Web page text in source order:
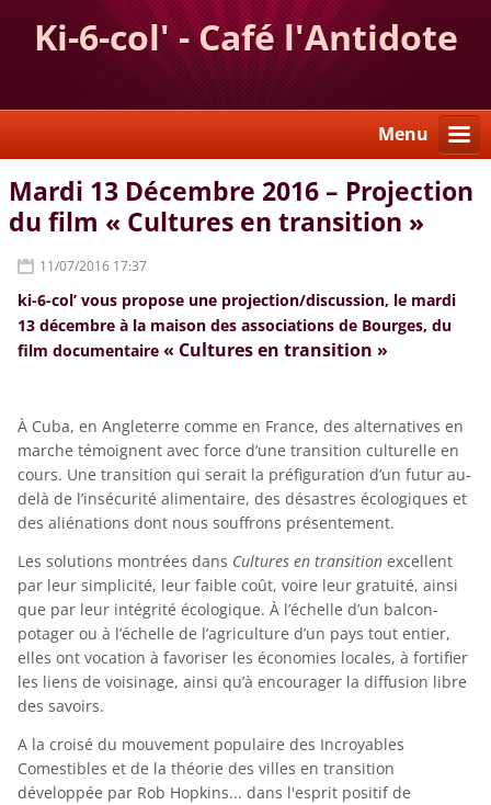
Ki-6-col' - Café l'Antidote
Menu
Mardi 13 Décembre 2016 – Projection
du film « Cultures en transition »
11/07/2016 17:37
ki-6-col’ vous propose une projection/discussion, le mardi
13 décembre à la maison des associations de Bourges, du
film documentaire« Cultures en transition »
À Cuba, en Angleterre comme en France, des alternatives en
marche témoignent avec force d’une transition culturelle en
cours. Une transition qui serait la préfiguration d’un futur au-
delà de l’insécurité alimentaire, des désastres écologiques et
des aliénations dont nous souffrons présentement.
Les solutions montrées dans Cultures en transition excellent
par leur simplicité, leur faible coût, voire leur gratuité, ainsi
que par leur intégrité écologique. À l’échelle d’un balcon-
potager ou à l’échelle de l’agriculture d’un pays tout entier,
elles ont vocation à favoriser les économies locales, à fortifier
les liens de voisinage, ainsi qu’à encourager la diffusion libre
des savoirs.
A la croisé du mouvement populaire des Incroyables
Comestibles et de la théorie des villes en transition
développée par Rob Hopkins... dans l'esprit positif de